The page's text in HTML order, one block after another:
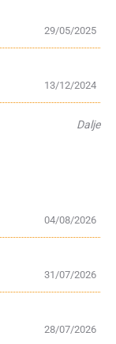
29/05/2025
13/12/2024
Dalje
04/08/2026
31/07/2026
28/07/2026